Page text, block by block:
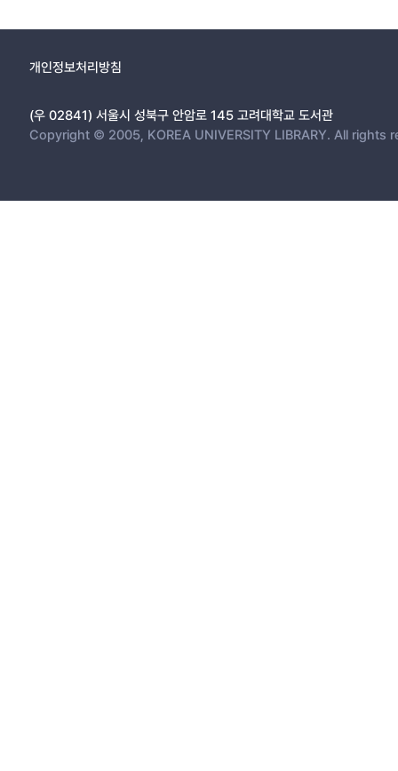
개인정보처리방침
(우 02841) 서울시 성북구 안암로 145 고려대학교 도서관
Copyright © 2005, KOREA UNIVERSITY LIBRARY. All rights